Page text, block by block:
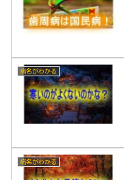
病名がわかる
病名がわかる